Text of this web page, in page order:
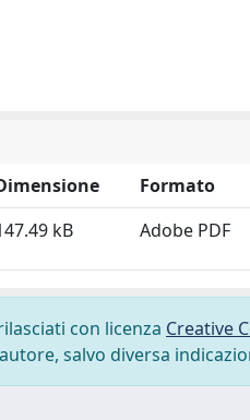
Formato
kB Adobe PDF
con licenza Creative
salvo diversa